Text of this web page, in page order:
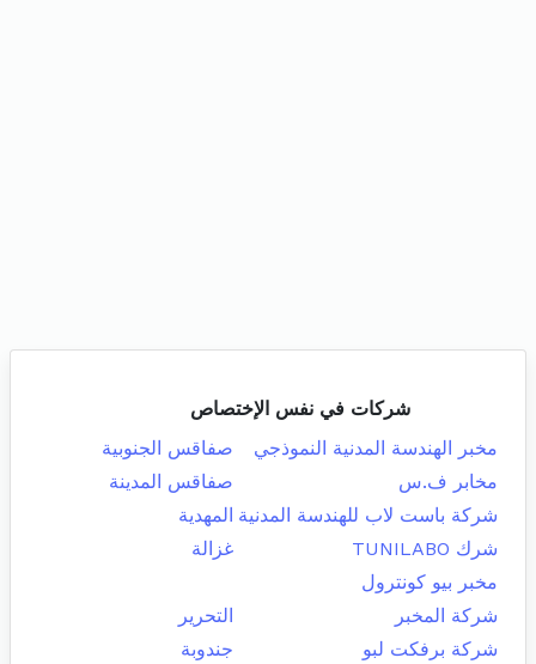
شركات في نفس الإختصاص
مخبر الهندسة المدنية النموذجي
صفاقس الجنوبية
مخابر ف.س
صفاقس المدينة
شركة باست لاب للهندسة المدنية المهدية
شرك TUNILABO
غزالة
مخبر بيو كونترول
شركة المخبر
التحرير
شركة برفكت لبو
جندوبة